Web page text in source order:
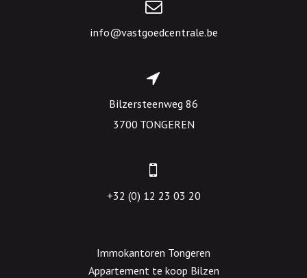
info@vastgoedcentrale.be
Bilzersteenweg 86
3700 TONGEREN
+32 (0) 12 23 03 20
Immokantoren Tongeren
Appartement te koop Bilzen